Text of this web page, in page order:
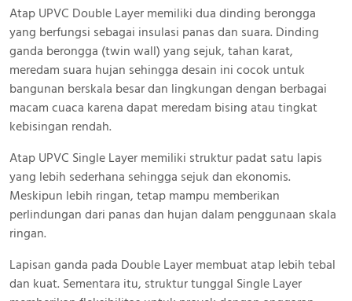
Atap UPVC Double Layer memiliki dua dinding berongga
yang berfungsi sebagai insulasi panas dan suara. Dinding
ganda berongga (twin wall) yang sejuk, tahan karat,
meredam suara hujan sehingga desain ini cocok untuk
bangunan berskala besar dan lingkungan dengan berbagai
macam cuaca karena dapat meredam bising atau tingkat
kebisingan rendah.
Atap UPVC Single Layer memiliki struktur padat satu lapis
yang lebih sederhana sehingga sejuk dan ekonomis.
Meskipun lebih ringan, tetap mampu memberikan
perlindungan dari panas dan hujan dalam penggunaan skala
ringan.
Lapisan ganda pada Double Layer membuat atap lebih tebal
dan kuat. Sementara itu, struktur tunggal Single Layer